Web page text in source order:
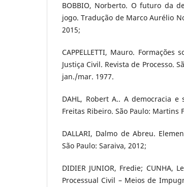
BOBBIO, Norberto. O futuro da
jogo. Tradução de Marco Aurélio
2015;
CAPPELLETTI, Mauro.
Justiça Civil. Revista de Processo.
jan./mar. 1977.
DAHL, Robert A.. A democracia
Freitas Ribeiro. São Paulo: Martins
DALLARI, Dalmo de Abreu.
São Paulo: Saraiva, 2012;
DIDIER JUNIOR, Fredie; CUNHA,
Processual Civil – Meios de